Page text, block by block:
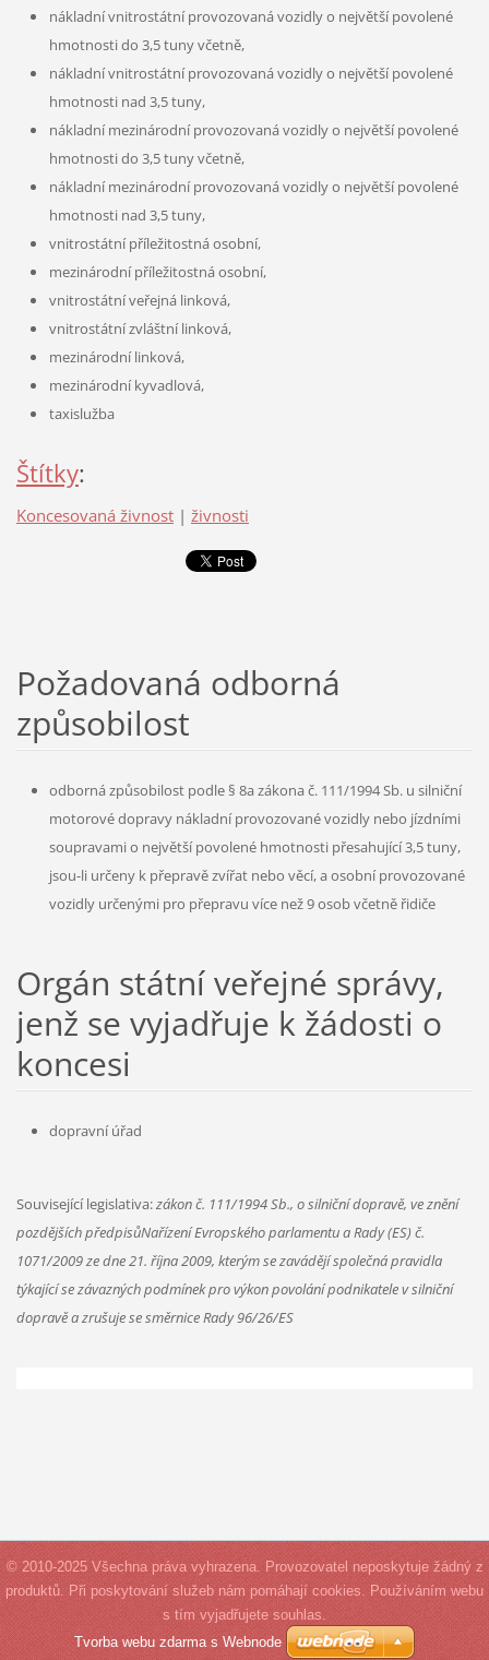
nákladní vnitrostátní provozovaná vozidly o největší povolené
hmotnosti do 3,5 tuny včetně,
nákladní vnitrostátní provozovaná vozidly o největší povolené
hmotnosti nad 3,5 tuny,
nákladní mezinárodní provozovaná vozidly o největší povolené
hmotnosti do 3,5 tuny včetně,
nákladní mezinárodní provozovaná vozidly o největší povolené
hmotnosti nad 3,5 tuny,
vnitrostátní příležitostná osobní,
mezinárodní příležitostná osobní,
vnitrostátní veřejná linková,
vnitrostátní zvláštní linková,
mezinárodní linková,
mezinárodní kyvadlová,
taxislužba
Štítky:
Koncesovaná živnost | živnosti
Požadovaná odborná
způsobilost
odborná způsobilost podle § 8a zákona č. 111/1994 Sb. u silniční
motorové dopravy nákladní provozované vozidly nebo jízdními
soupravami o největší povolené hmotnosti přesahující 3,5 tuny,
jsou-li určeny k přepravě zvířat nebo věcí, a osobní provozované
vozidly určenými pro přepravu více než 9 osob včetně řidiče
Orgán státní veřejné správy,
jenž se vyjadřuje k žádosti o
koncesi
dopravní úřad
Související legislativa:zákon č. 111/1994 Sb., o silniční dopravě, ve znění
pozdějších předpisůNařízení Evropského parlamentu a Rady (ES) č.
1071/2009 ze dne 21. října 2009, kterým se zavádějí společná pravidla
týkající se závazných podmínek pro výkon povolání podnikatele v silniční
dopravě a zrušuje se směrnice Rady 96/26/ES
© 2010-2025 Všechna práva vyhrazena. Provozovatel neposkytuje žádný z
produktů. Při poskytování služeb nám pomáhají cookies. Používáním webu
s tím vyjadřujete souhlas.
Tvorba webu zdarma s Webnode